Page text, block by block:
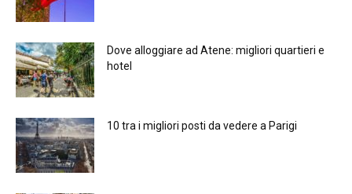
Dove alloggiare ad Atene: migliori quartieri e
hotel
10 tra i migliori posti da vedere a Parigi